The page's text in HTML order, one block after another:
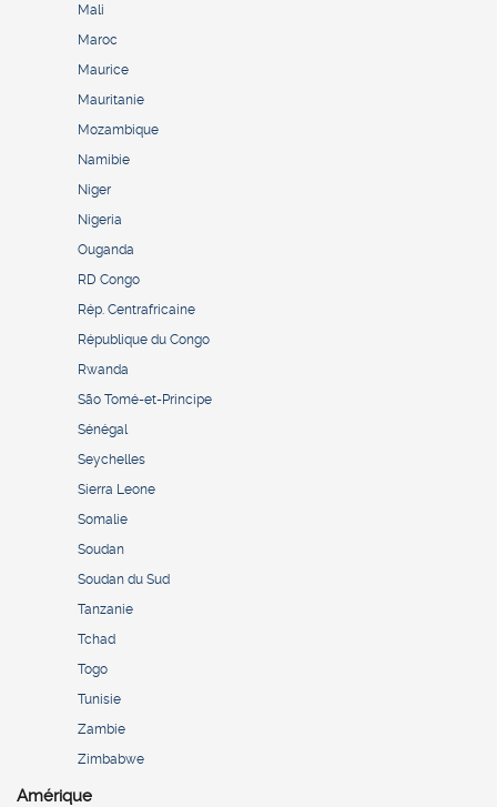
Mali
Maroc
Maurice
Mauritanie
Mozambique
Namibie
Niger
Nigeria
Ouganda
RD Congo
Rép. Centrafricaine
République du Congo
Rwanda
São Tomé-et-Principe
Sénégal
Seychelles
Sierra Leone
Somalie
Soudan
Soudan du Sud
Tanzanie
Tchad
Togo
Tunisie
Zambie
Zimbabwe
Amérique